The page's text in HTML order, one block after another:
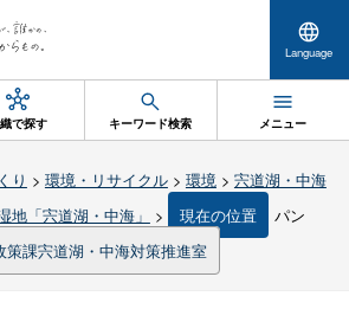
Language
で探す キーワード検索 メニュー
り > 環境・リサイクル> 環境> 宍道湖・中海
地「宍道湖・中海」 > 現在の位置
パン
策課宍道湖・中海対策推進室